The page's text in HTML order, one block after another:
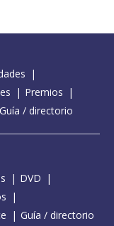
Premios
Guía / directorio
DVD
Guía / directorio